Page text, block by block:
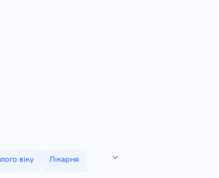
віку
Лікарня